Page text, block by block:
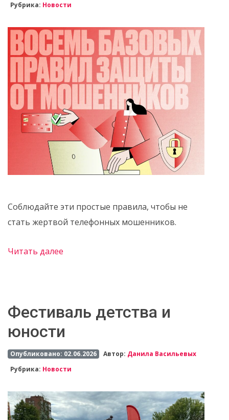
Рубрика: Новости
Соблюдайте эти простые правила, чтобы не
стать жертвой телефонных мошенников.
Читать далее
Фестиваль детства и
юности
Опубликовано: 02.06.2026 Автор: Данила Васильевых
Рубрика: Новости